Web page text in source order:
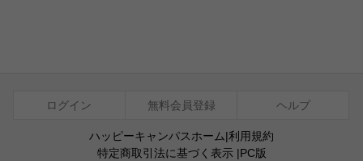
ログイン 無料会員登録 ヘルプ
ハッピーキャンパスホーム|利用規約
特定商取引法に基づく表示|PC版